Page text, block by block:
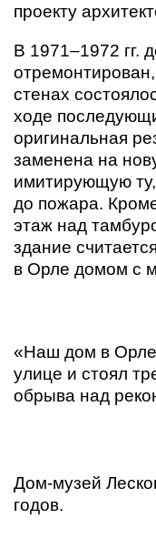
проекту
В 1971–1972 гг.
стенах
ходе
оригинальная
заменена на
имитирующую
до пожара.
этаж над
здание
в Орле домом с
«Наш дом в Орле
улице и стоял
обрыва над
Дом-музей
годов.